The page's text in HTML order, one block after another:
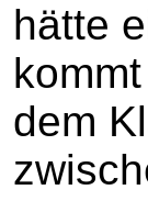
hätte
dem